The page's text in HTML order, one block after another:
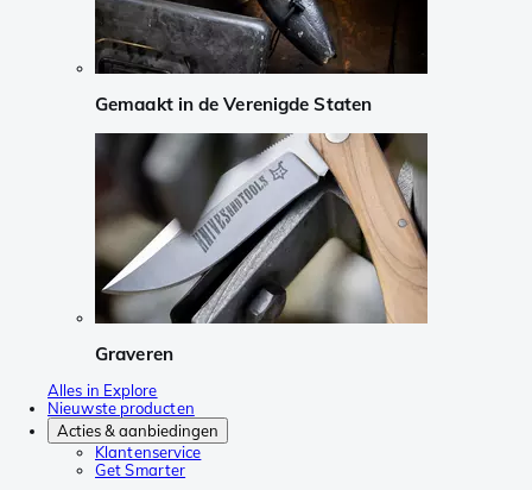
Gemaakt in de Verenigde Staten
Graveren
Alles in Explore
Nieuwste producten
Acties & aanbiedingen
Klantenservice
Get Smarter